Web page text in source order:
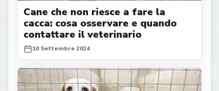
Cane che non riesce a fare la
cacca: cosa osservare e quando
contattare il veterinario
10 Settembre 2024